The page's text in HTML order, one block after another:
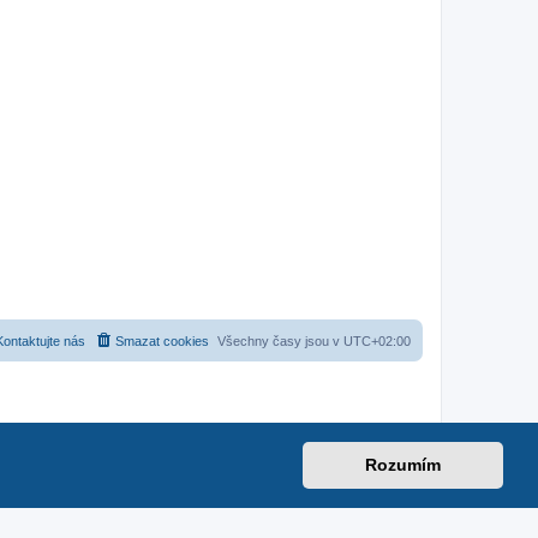
Rozumím
Všechny časy jsou v UTC+02:00
Smazat cookies
nás